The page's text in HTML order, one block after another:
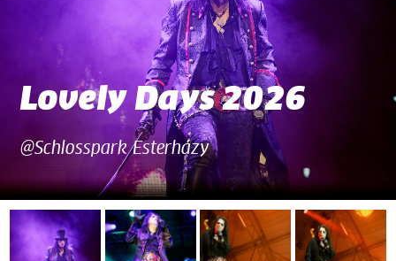
Lovely Days 2026
@Schlosspark Esterházy